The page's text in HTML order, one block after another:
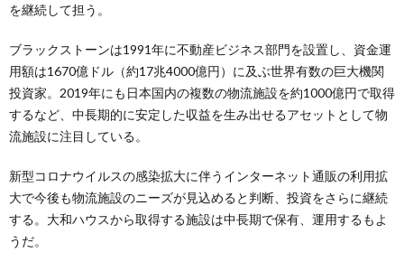
を継続して担う。
ブラックストーンは1991年に不動産ビジネス部門を設置し、資金運
用額は1670億ドル（約17兆4000億円）に及ぶ世界有数の巨大機関
投資家。2019年にも日本国内の複数の物流施設を約1000億円で取得
するなど、中長期的に安定した収益を生み出せるアセットとして物
流施設に注目している。
新型コロナウイルスの感染拡大に伴うインターネット通販の利用拡
大で今後も物流施設のニーズが見込めると判断、投資をさらに継続
する。大和ハウスから取得する施設は中長期で保有、運用するもよ
うだ。